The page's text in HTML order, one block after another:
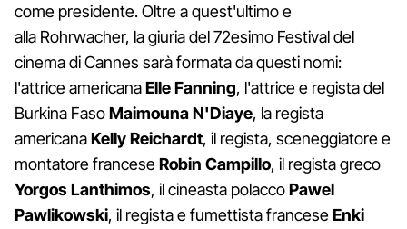
come presidente. Oltre a quest'ultimo e
alla Rohrwacher, la giuria del 72esimo Festival del
cinema di Cannes sarà formata da questi nomi:
l'attrice americanaElle Fanning, l'attrice e regista del
Burkina FasoMaimouna N'Diaye, la regista
americanaKelly Reichardt, il regista, sceneggiatore e
montatore franceseRobin Campillo, il regista greco
Yorgos Lanthimos, il cineasta polaccoPawel
Pawlikowski, il regista e fumettista franceseEnki